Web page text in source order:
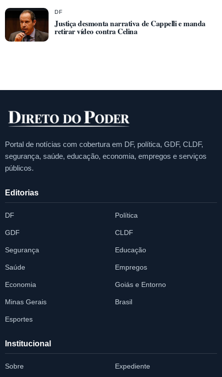
DF
Justiça desmonta narrativa de Cappelli e manda
retirar vídeo contra Celina
Portal de notícias com cobertura em DF, política, GDF, CLDF,
segurança, saúde, educação, economia, empregos e serviços
públicos.
Editorias
DF Política
GDF CLDF
Segurança Educação
Saúde Empregos
Economia Goiás e Entorno
Minas Gerais Brasil
Esportes
Institucional
Sobre Expediente